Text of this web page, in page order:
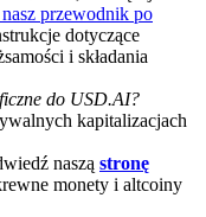
przewodnik po
dotyczące
i składania
do USD.AI?
kapitalizacjach
naszą stronę
monety i altcoiny